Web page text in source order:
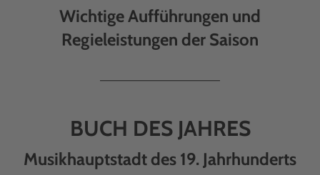
Wichtige Aufführungen und
Regieleistungen der Saison
BUCH DES JAHRES
Musikhauptstadt des 19. Jahrhunderts